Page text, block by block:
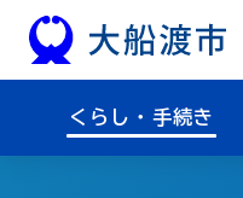
本文へスキップ
くらし・手続き